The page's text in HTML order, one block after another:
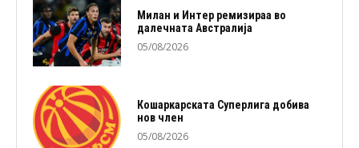
Милан и Интер ремизираа во
далечната Австралија
05/08/2026
Кошаркарската Суперлига добива
нов член
05/08/2026